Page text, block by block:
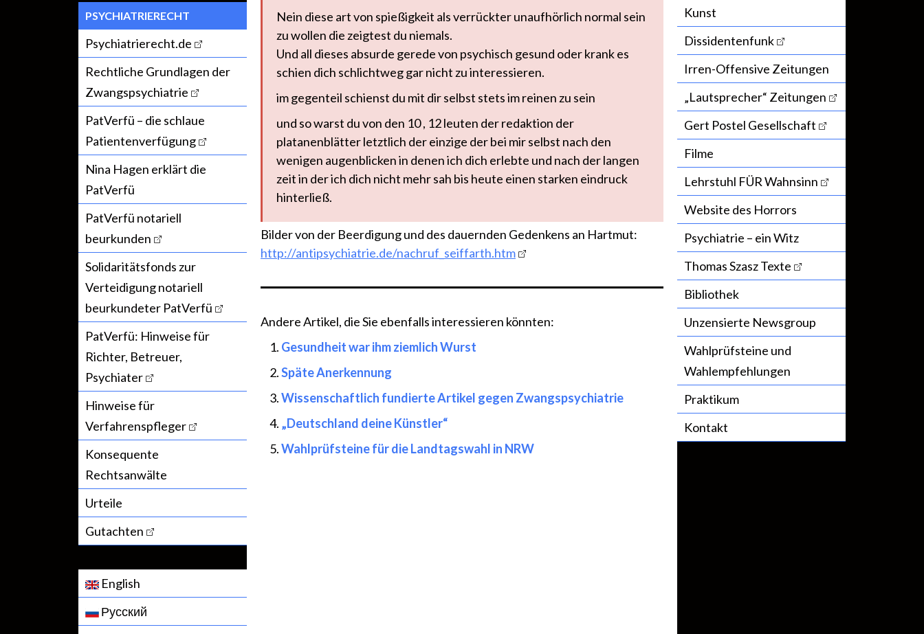
PSYCHIATRIERECHT
Psychiatrierecht.de
Rechtliche Grundlagen der
Zwangspsychiatrie
PatVerfü – die schlaue
Patientenverfügung
Nina Hagen erklärt die
PatVerfü
PatVerfü notariell
beurkunden
Solidaritätsfonds zur
Verteidigung notariell
beurkundeter PatVerfü
PatVerfü: Hinweise für
Richter, Betreuer,
Psychiater
Hinweise für
Verfahrenspfleger
Konsequente
Rechtsanwälte
Urteile
Gutachten
English
Русский
Nein diese art von spießigkeit als verrückter unaufhörlich normal sein
zu wollen die zeigtest du niemals.
Und all dieses absurde gerede von psychisch gesund oder krank es
schien dich schlichtweg gar nicht zu interessieren.
im gegenteil schienst du mit dir selbst stets im reinen zu sein
und so warst du von den 10 , 12 leuten der redaktion der
platanenblätter letztlich der einzige der bei mir selbst nach den
wenigen augenblicken in denen ich dich erlebte und nach der langen
zeit in der ich dich nicht mehr sah bis heute einen starken eindruck
hinterließ.
Bilder von der Beerdigung und des dauernden Gedenkens an Hartmut:
http://antipsychiatrie.de/nachruf_seiffarth.htm
Andere Artikel, die Sie ebenfalls interessieren könnten:
Gesundheit war ihm ziemlich Wurst
Späte Anerkennung
Wissenschaftlich fundierte Artikel gegen Zwangspsychiatrie
„Deutschland deine Künstler“
Wahlprüfsteine für die Landtagswahl in NRW
Kunst
Dissidentenfunk
Irren-Offensive Zeitungen
„Lautsprecher“ Zeitungen
Gert Postel Gesellschaft
Filme
Lehrstuhl FÜR Wahnsinn
Website des Horrors
Psychiatrie – ein Witz
Thomas Szasz Texte
Bibliothek
Unzensierte Newsgroup
Wahlprüfsteine und
Wahlempfehlungen
Praktikum
Kontakt